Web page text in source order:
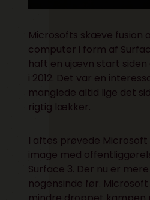
Microsofts skæve fusion
computer i form af
haft en ujævn start
i 2012. Det var en
manglede altid lige det
rigtig lækker.
I aftes prøvede
image med
Surface 3. Der nu er
nogensinde før.